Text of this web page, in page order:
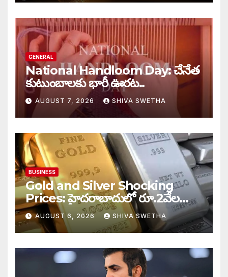
GENERAL
National Handloom Day: చేనేత
కుటుంబాలకు భారీ ఊరట..
AUGUST 7, 2026 SHIVA SWETHA
BUSINESS
Gold and Silver Shocking
Prices: హైదరాబాదులో రూ.2వేల
900 పెరిగిన తులం రేటు…
AUGUST 6, 2026 SHIVA SWETHA